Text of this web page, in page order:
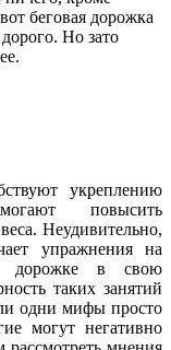
беговая дорожка
Но зато
укреплению
повысить
Неудивительно,
упражнения на
дорожке в свою
таких занятий
одни мифы просто
могут негативно